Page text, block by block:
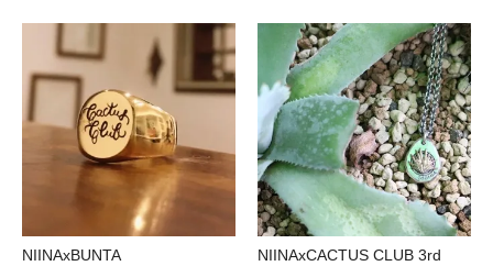
NIINAxBUNTA
NIINAxCACTUS CLUB 3rd